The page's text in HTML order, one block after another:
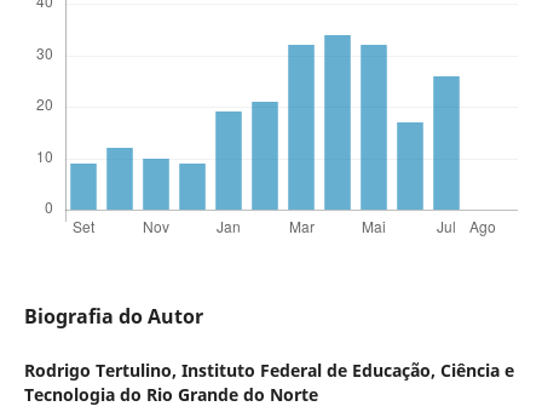
Biografia do Autor
Rodrigo Tertulino, Instituto Federal de Educação, Ciência e
Tecnologia do Rio Grande do Norte